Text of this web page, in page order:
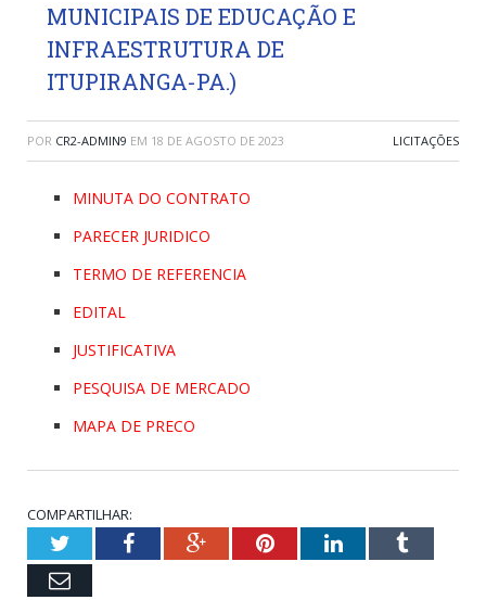
MUNICIPAIS DE EDUCAÇÃO E
INFRAESTRUTURA DE
ITUPIRANGA-PA.)
POR CR2-ADMIN9 EM 18 DE AGOSTO DE 2023 LICITAÇÕES
MINUTA DO CONTRATO
PARECER JURIDICO
TERMO DE REFERENCIA
EDITAL
JUSTIFICATIVA
PESQUISA DE MERCADO
MAPA DE PRECO
COMPARTILHAR:
TwitterFacebookGoogle+PinterestLinkedInTumblr
Email